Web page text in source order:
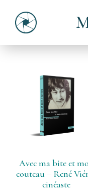
Avec ma bite et
couteau – René
cinéaste